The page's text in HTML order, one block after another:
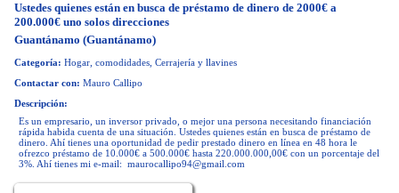
Ustedes quienes están en busca de préstamo de dinero de 2000€ a
200.000€ uno solos direcciones
Guantánamo (Guantánamo)
Categoría: Hogar, comodidades, Cerrajería y llavines
Contactar con: Mauro Callipo
Descripción:
Es un empresario, un inversor privado, o mejor una persona necesitando financiación
rápida habida cuenta de una situación. Ustedes quienes están en busca de préstamo de
dinero. Ahí tienes una oportunidad de pedir prestado dinero en línea en 48 hora le
ofrezco préstamo de 10.000€ a 500.000€ hasta 220.000.000,00€ con un porcentaje del
3%. Ahí tienes mi e-mail: maurocallipo94@gmail.com